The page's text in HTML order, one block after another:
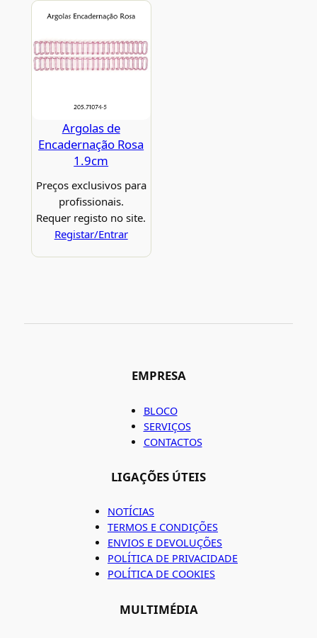
Argolas de
Encadernação Rosa
1.9cm
Preços exclusivos para
profissionais.
Requer registo no site.
Registar/Entrar
EMPRESA
BLOCO
SERVIÇOS
CONTACTOS
LIGAÇÕES ÚTEIS
NOTÍCIAS
TERMOS E CONDIÇÕES
ENVIOS E DEVOLUÇÕES
POLÍTICA DE PRIVACIDADE
POLÍTICA DE COOKIES
MULTIMÉDIA